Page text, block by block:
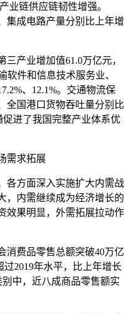
业链供应链韧性增强。
集成电路产量分别比上年增
产业增加值61.0万亿元，
软件和信息技术服务业、
、12.1%。交通物流保
全国港口货物吞吐量分别比
促进了我国完整产业体系优
需求拓展
各方面深入实施扩大内需战
，内需继续成为经济增长的
效果明显，外需拓展拉动作
消费品零售总额突破40万亿
2019年水平，比上年增长
中，近八成商品零售额实